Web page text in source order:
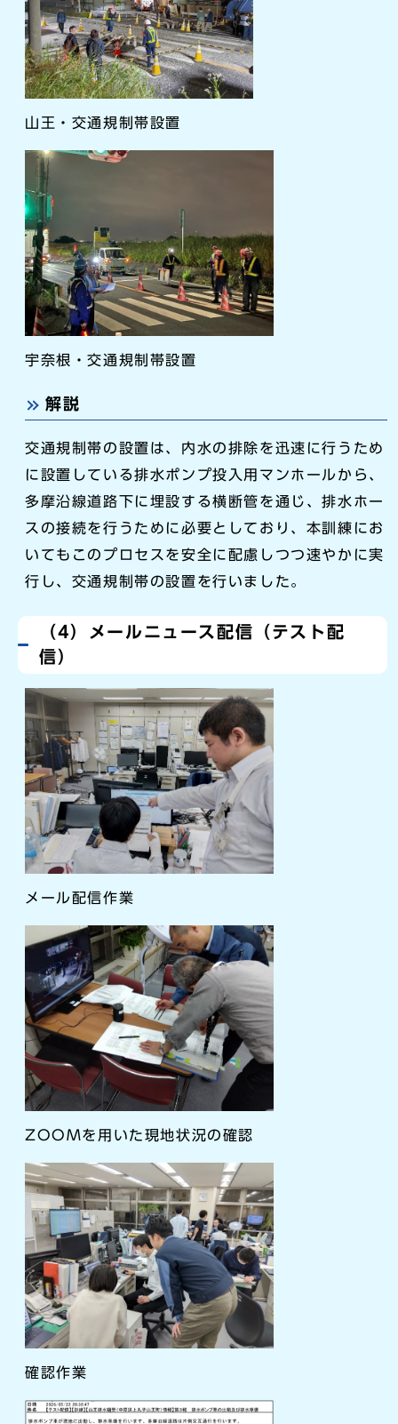
山王・交通規制帯設置
宇奈根・交通規制帯設置
解説
交通規制帯の設置は、内水の排除を迅速に行うため
に設置している排水ポンプ投入用マンホールから、
多摩沿線道路下に埋設する横断管を通じ、排水ホー
スの接続を行うために必要としており、本訓練にお
いてもこのプロセスを安全に配慮しつつ速やかに実
行し、交通規制帯の設置を行いました。
（4）メールニュース配信（テスト配
信）
メール配信作業
ZOOMを用いた現地状況の確認
確認作業